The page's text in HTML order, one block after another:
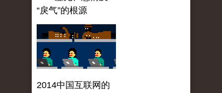
“戾气”的根源
2014中国互联网的